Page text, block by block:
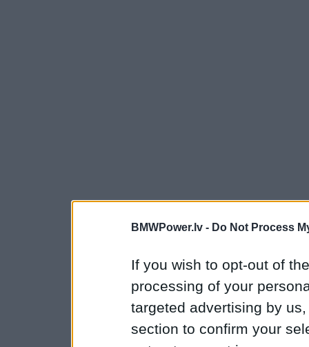
BMWPower.lv - Do Not Process
If you wish to opt-out of
processing of your
targeted advertising by
section to confirm your